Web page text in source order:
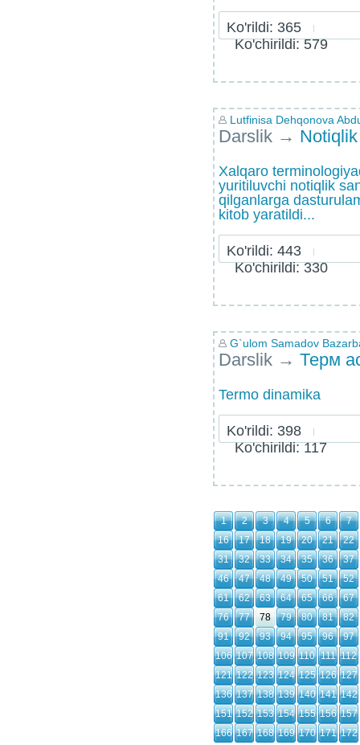
Ko'rildi: 365
Ko'chirildi: 579
Lutfinisa Dehqonova
Darslik →
Xalqaro
yuritiluvchi notiqlik
qilganlarga
kitob yaratildi...
Ko'rildi: 443
Ko'chirildi: 330
G`ulom Samadov
Darslik → Терм
Termo dinamika
Ko'rildi: 398
Ko'chirildi: 117
1 2 3 4 5 6
7
16
17 18 19 20 21
22
31
32 33 34 35 36
37
46
47 48 49 50 51
52
61
62 63 64 65 66
67
76
77 78 79 80 81
82
91
92 93 94 95 96
97
106 107 108 109 110 111 112
121 122 123 124 125 126 127
136 137 138 139 140 141 142
151 152 153 154 155 156 157
166 167 168 169 170 171 172